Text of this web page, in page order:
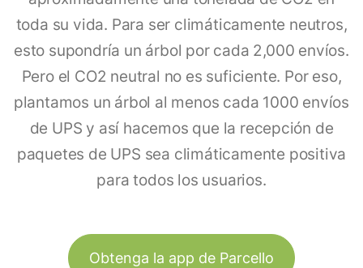
toda su vida. Para ser climáticamente neutros,
esto supondría un árbol por cada 2,000 envíos.
Pero el CO2 neutral no es suficiente. Por eso,
plantamos un árbol al menos cada 1000 envíos
de UPS y así hacemos que la recepción de
paquetes de UPS sea climáticamente positiva
para todos los usuarios.
Obtenga la app de Parcello